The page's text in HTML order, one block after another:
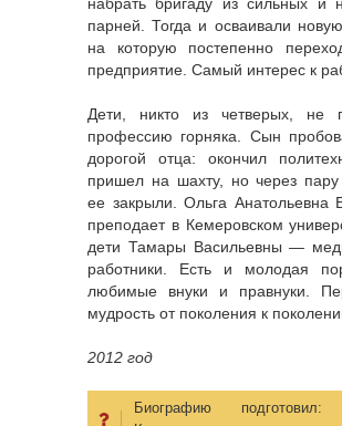
парней. Тогда и осваивали новую
на которую постепенно
предприятие. Самый интерес к
Дети, никто из четверых, не
профессию горняка. Сын
дорогой отца: окончил
пришел на шахту, но через
ее закрыли. Ольга Анатольевна
преподает в Кемеровском
дети Тамары Васильевны —
работники. Есть и молодая
любимые внуки и правнуки.
мудрость от поколения к
2012 год
Биографию подготовил: